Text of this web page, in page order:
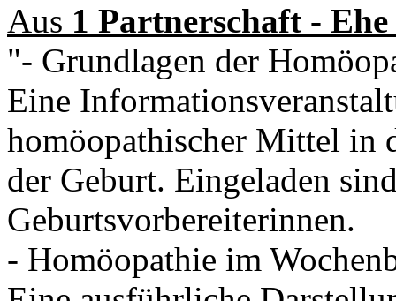
Aus 1 Partnerschaft -
"- Grundlagen der
Eine
homöopathischer Mittel in
der Geburt. Eingeladen
Geburtsvorbereiterinnen.
- Homöopathie im